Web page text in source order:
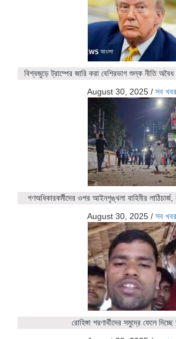
বিশ্বজুড়ে ট্রাম্পের জারি করা বেশিরভাগ শুল্ক নীতি অবৈধ
August 30, 2025 / সব খবর
গণঅধিকারকর্মীদের ওপর আইনশৃঙ্খলা বাহিনীর
August 30, 2025 / সব খবর
রোহিঙ্গা শরণার্থীদের সমুদ্রে ফেলে